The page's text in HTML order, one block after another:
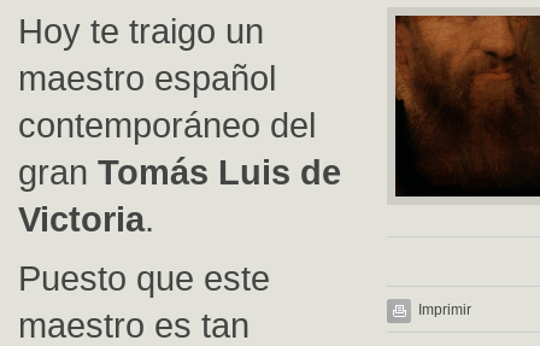
Imprimir
Hoy te traigo un
maestro español
contemporáneo del
gran Tomás Luis de
Victoria.
Puesto que este
maestro es tan